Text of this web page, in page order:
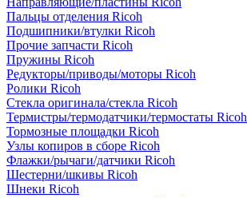
Пальцы отделения Ricoh
Подшипники/втулки Ricoh
Прочие запчасти Ricoh
Пружины Ricoh
Редукторы/приводы/моторы Ricoh
Ролики Ricoh
Стекла оригинала/стекла Ricoh
Термистры/термодатчики/термостаты Ricoh
Тормозные площадки Ricoh
Узлы копиров в сборе Ricoh
Флажки/рычаги/датчики Ricoh
Шестерни/шкивы Ricoh
Шнеки Ricoh